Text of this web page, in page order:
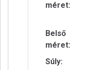
méret:
Belső
méret:
Súly: